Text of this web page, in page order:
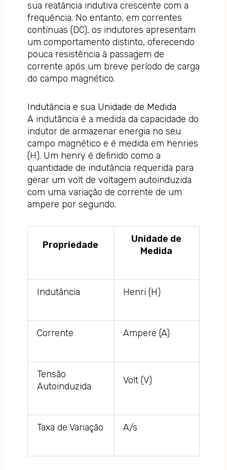
sua reatância indutiva crescente com a
frequência. No entanto, em correntes
contínuas (DC), os indutores apresentam
um comportamento distinto, oferecendo
pouca resistência à passagem de
corrente após um breve período de carga
do campo magnético.
Indutância e sua Unidade de Medida
A indutância é a medida da capacidade do
indutor de armazenar energia no seu
campo magnético e é medida em henries
(H). Um henry é definido como a
quantidade de indutância requerida para
gerar um volt de voltagem autoinduzida
com uma variação de corrente de um
ampere por segundo.
Propriedade
Unidade de
Medida
Indutância Henri (H)
Corrente Ampere (A)
Tensão
Autoinduzida
Volt (V)
Taxa de Variação A/s